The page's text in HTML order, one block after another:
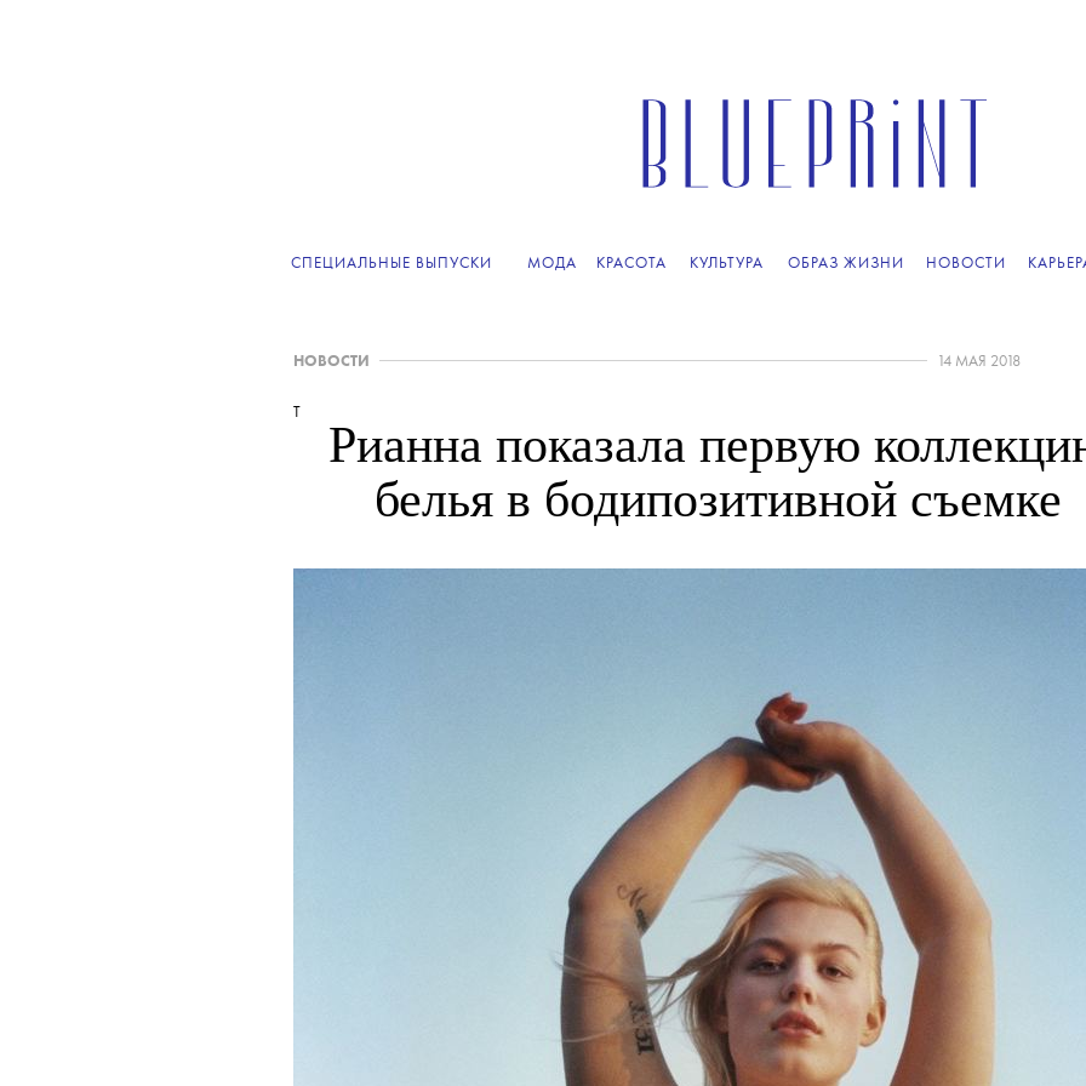
СПЕЦИАЛЬНЫЕ ВЫПУСКИ МОДА КРАСОТА КУЛЬТУРА ОБРАЗ ЖИЗНИ НОВОСТИ
Рианна показала первую
белья в бодипозитивной съемке